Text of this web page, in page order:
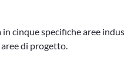
cinque specifiche aree
di progetto.